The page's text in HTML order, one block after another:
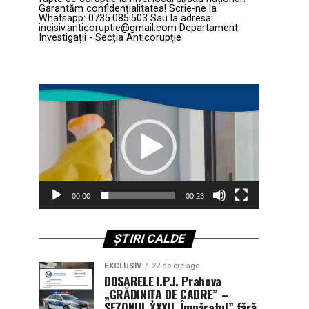
Garantăm confidențialitatea! Scrie-ne la
Whatsapp: 0735.085.503 Sau la adresa:
incisiv.anticoruptie@gmail.com Departament
Investigații - Secția Anticorupție
Player
video
00:00 00:23
ȘTIRI CALDE
EXCLUSIV 22 de ore ago
DOSARELE I.P.J. Prahova
„GRĂDINIȚA DE CADRE” –